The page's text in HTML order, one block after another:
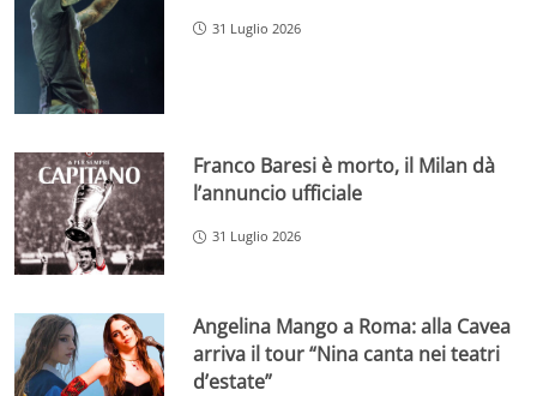
31 Luglio 2026
Franco Baresi è morto, il Milan dà
l’annuncio ufficiale
31 Luglio 2026
Angelina Mango a Roma: alla Cavea
arriva il tour “Nina canta nei teatri
d’estate”